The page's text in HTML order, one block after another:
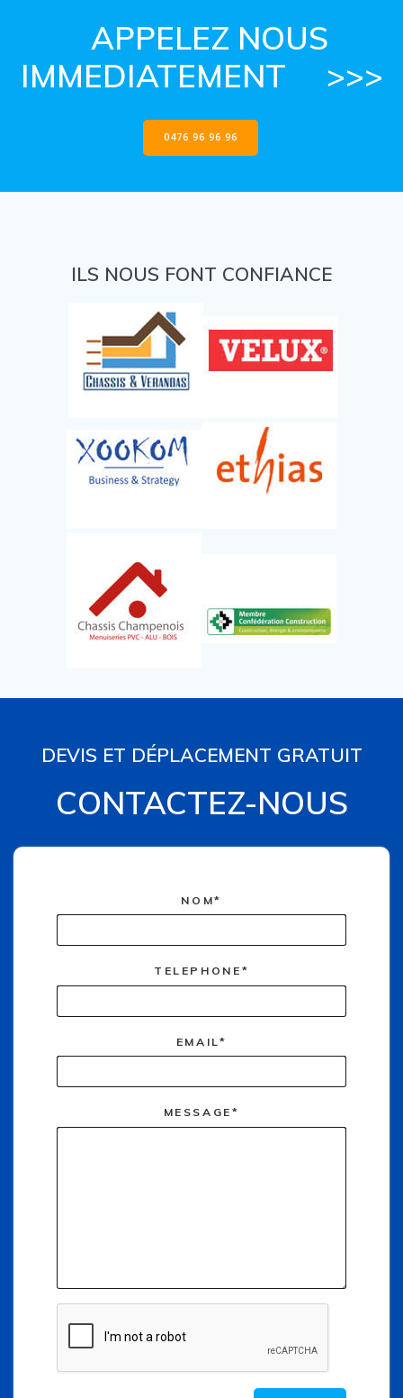
APPELEZ NOUS
IMMEDIATEMENT >>>
0476 96 96 96
ILS NOUS FONT CONFIANCE
DEVIS ET DÉPLACEMENT GRATUIT
CONTACTEZ-NOUS
NOM*
TELEPHONE*
EMAIL*
MESSAGE*